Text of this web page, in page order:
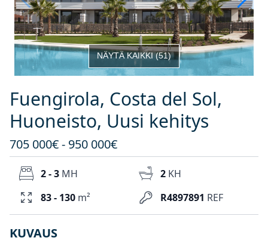
NÄYTÄ KAIKKI(51)
Fuengirola, Costa del Sol,
Huoneisto, Uusi kehitys
705 000€ - 950 000€
R4897891 REF
2 - 3 MH 2 KH
83 - 130 m²
KUVAUS